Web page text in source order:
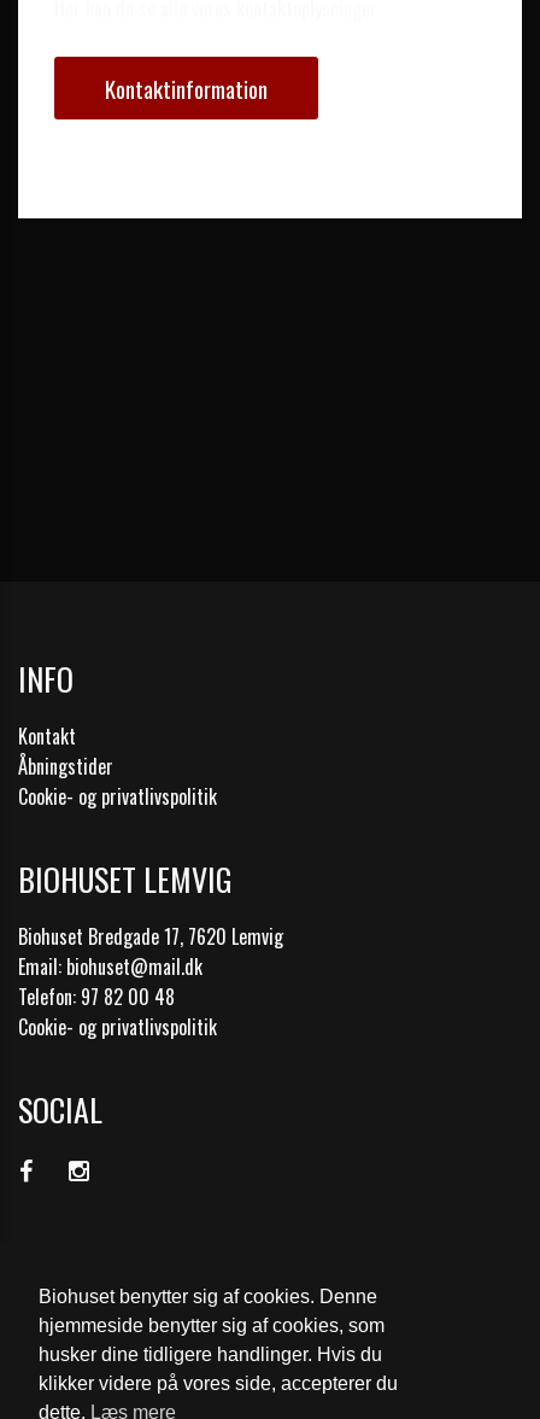
Biohuset benytter sig af cookies. Denne
hjemmeside benytter sig af cookies, som
husker dine tidligere handlinger. Hvis du
klikker videre på vores side, accepterer du
dette. Læs mere
Kontaktinformation
INFO
Kontakt
Åbningstider
Cookie- og privatlivspolitik
BIOHUSET LEMVIG
Biohuset Bredgade 17, 7620 Lemvig
Email: biohuset@mail.dk
Telefon: 97 82 00 48
Cookie- og privatlivspolitik
SOCIAL